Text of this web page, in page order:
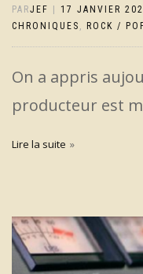
PARJEF 17 JANVIER
CHRONIQUES , ROCK /
On a appris
producteur est
Lire la suite